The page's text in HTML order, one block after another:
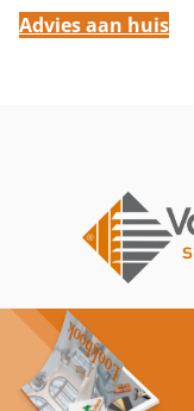
Advies aan huis